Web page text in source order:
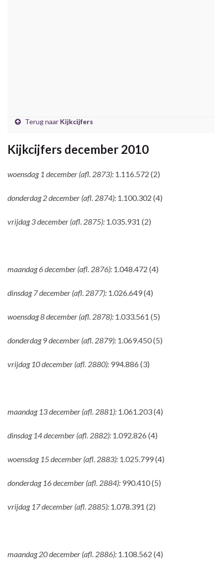
Terug naar Kijkcijfers
Kijkcijfers december 2010
woensdag 1 december (afl. 2873): 1.116.572 (2)
donderdag 2 december (afl. 2874): 1.100.302 (4)
vrijdag 3 december (afl. 2875): 1.035.931 (2)
maandag 6 december (afl. 2876): 1.048.472 (4)
dinsdag 7 december (afl. 2877): 1.026.649 (4)
woensdag 8 december (afl. 2878): 1.033.561 (5)
donderdag 9 december (afl. 2879): 1.069.450 (5)
vrijdag 10 december (afl. 2880): 994.886 (3)
maandag 13 december (afl. 2881): 1.061.203 (4)
dinsdag 14 december (afl. 2882): 1.092.826 (4)
woensdag 15 december (afl. 2883): 1.025.799 (4)
donderdag 16 december (afl. 2884): 990.410 (5)
vrijdag 17 december (afl. 2885): 1.078.391 (2)
maandag 20 december (afl. 2886): 1.108.562 (4)